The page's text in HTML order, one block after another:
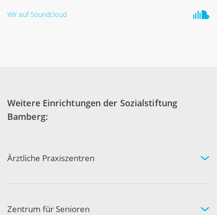
Wir auf Soundcloud
Weitere Einrichtungen der Sozialstiftung
Bamberg:
Ärztliche Praxiszentren
Kompetenznetzwerk
Zentrum für Senioren